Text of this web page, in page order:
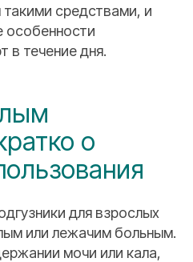
такими средствами, и
особенности
в течение дня.
о
для взрослых
или лежачим больным.
мочи или кала,